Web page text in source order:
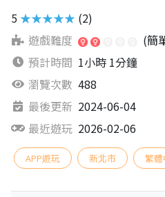
5 ★★★★★ (2)
遊戲難度
(簡
預計時間 1小時 1分鐘
瀏覽次數 488
最後更新 2024-06-04
最近遊玩 2026-02-06
APP遊玩 新北市 繁